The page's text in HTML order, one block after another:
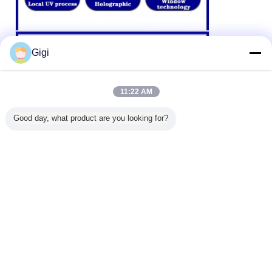
Gigi
11:22 AM
Good day, what product are you looking for?